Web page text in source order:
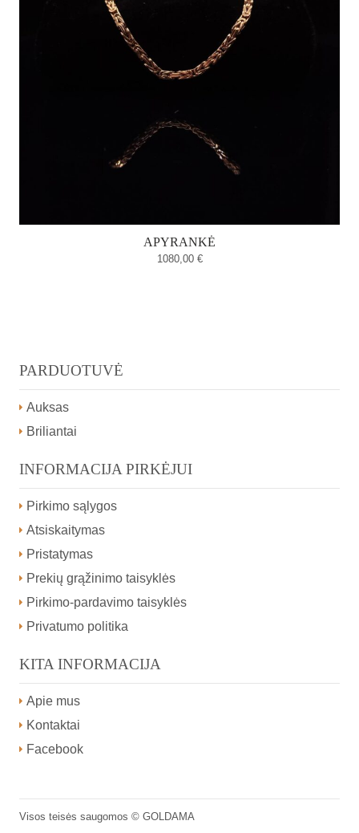
APYRANKĖ
1080,00 €
PARDUOTUVĖ
Auksas
Briliantai
INFORMACIJA PIRKĖJUI
Pirkimo sąlygos
Atsiskaitymas
Pristatymas
Prekių grąžinimo taisyklės
Pirkimo-pardavimo taisyklės
Privatumo politika
KITA INFORMACIJA
Apie mus
Kontaktai
Facebook
Visos teisės saugomos © GOLDAMA